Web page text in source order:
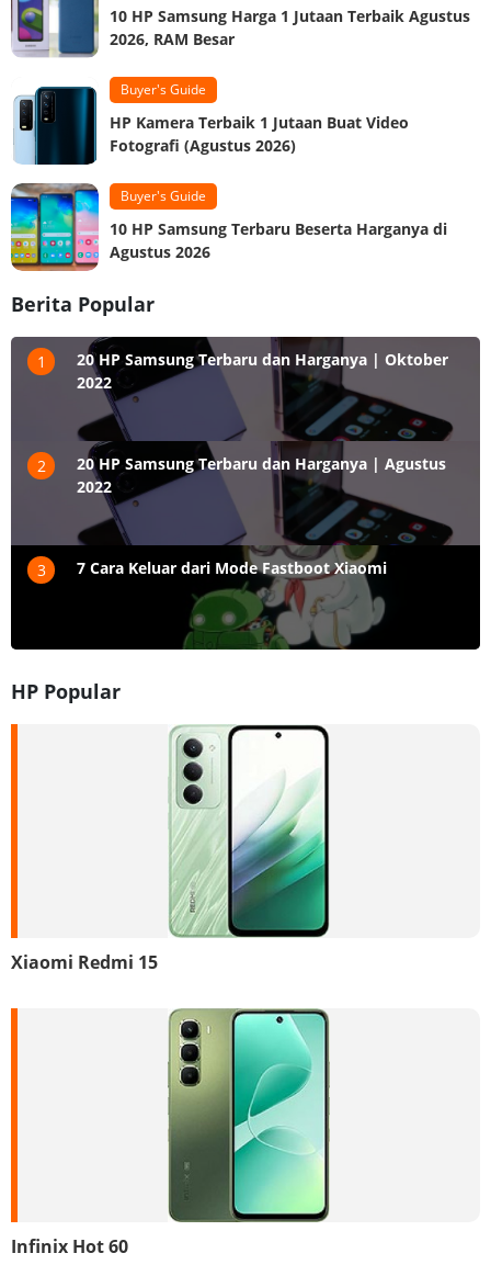
10 HP Samsung Harga 1 Jutaan Terbaik Agustus
2026, RAM Besar
Buyer's Guide
HP Kamera Terbaik 1 Jutaan Buat Video
Fotografi (Agustus 2026)
Buyer's Guide
10 HP Samsung Terbaru Beserta Harganya di
Agustus 2026
Berita Popular
1
20 HP Samsung Terbaru dan Harganya | Oktober
2022
2
20 HP Samsung Terbaru dan Harganya | Agustus
2022
3 7 Cara Keluar dari Mode Fastboot Xiaomi
HP Popular
Xiaomi Redmi 15
Infinix Hot 60